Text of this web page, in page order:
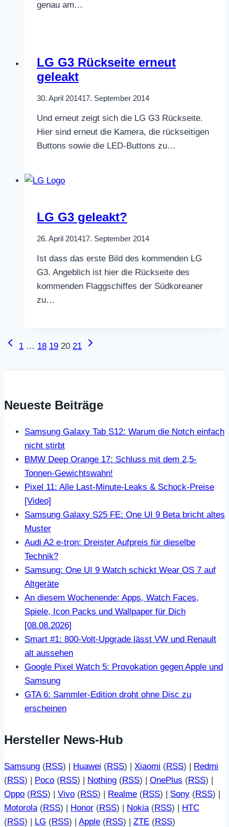
genau am…
LG G3 Rückseite erneut
geleakt
30. April 201417. September 2014
Und erneut zeigt sich die LG G3 Rückseite.
Hier sind erneut die Kamera, die rückseitigen
Buttons sowie die LED-Buttons zu…
LG G3 geleakt?
26. April 201417. September 2014
Ist dass das erste Bild des kommenden LG
G3. Angeblich ist hier die Rückseite des
kommenden Flaggschiffes der Südkoreaner
zu…
Seitennavigation
Vorherige
1 … 18 19 20 21
Nächste
Neueste Beiträge
Samsung Galaxy Tab S12: Warum die Notch einfach
nicht stirbt
BMW Deep Orange 17: Schluss mit dem 2,5-
Tonnen-Gewichtswahn!
Pixel 11: Alle Last-Minute-Leaks & Schock-Preise
[Video]
Samsung Galaxy S25 FE: One UI 9 Beta bricht altes
Muster
Audi A2 e-tron: Dreister Aufpreis für dieselbe
Technik?
Samsung: One UI 9 Watch schickt Wear OS 7 auf
Altgeräte
An diesem Wochenende: Apps, Watch Faces,
Spiele, Icon Packs und Wallpaper für Dich
[08.08.2026]
Smart #1: 800-Volt-Upgrade lässt VW und Renault
alt aussehen
Google Pixel Watch 5: Provokation gegen Apple und
Samsung
GTA 6: Sammler-Edition droht ohne Disc zu
erscheinen
Hersteller News-Hub
Samsung (RSS) | Huawei (RSS) | Xiaomi (RSS) | Redmi
(RSS) | Poco (RSS) | Nothing (RSS) | OnePlus (RSS) |
Oppo (RSS) | Vivo (RSS) | Realme (RSS) | Sony (RSS) |
Motorola (RSS) | Honor (RSS) | Nokia (RSS) | HTC
(RSS) | LG (RSS) | Apple (RSS) | ZTE (RSS)